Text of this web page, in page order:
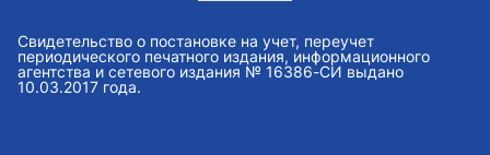
Свидетельство о постановке на учет, переучет
периодического печатного издания, информационного
агентства и сетевого издания № 16386-СИ выдано
10.03.2017 года.